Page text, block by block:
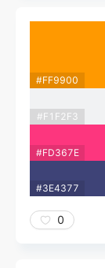
#FF9900
#F1F2F3
#FD367E
#3E4377
0